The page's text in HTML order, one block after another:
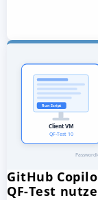
GitHub
QF-Test